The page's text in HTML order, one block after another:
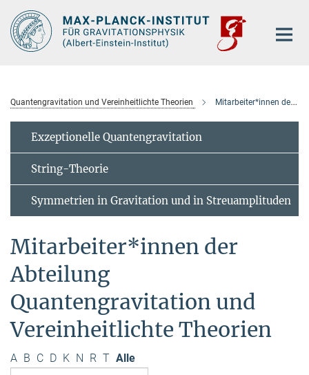
Hauptinhalt
Quantengravitation und Vereinheitlichte Theorien Mitarbeiter*innen der Abteilung
Exzeptionelle Quantengravitation
String-Theorie
Symmetrien in Gravitation und in Streuamplituden
Mitarbeiter*innen der
Abteilung
Quantengravitation und
Vereinheitlichte Theorien
A B C D K N R T Alle